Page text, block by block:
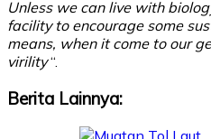
Unless we can live with
facility to encourage some
means, when it come to our
virility“.
Berita Lainnya: